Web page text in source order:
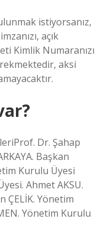
istiyorsanız,
açık
Kimlik Numaranızı
aksi
Dr. Şahap
Başkan
Kurulu Üyesi
Ahmet AKSU.
ÇELİK. Yönetim
Yönetim Kurulu